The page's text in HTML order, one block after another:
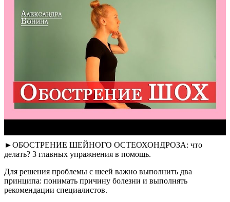
►ОБОСТРЕНИЕ ШЕЙНОГО ОСТЕОХОНДРОЗА: что
делать? 3 главных упражнения в помощь.
Для решения проблемы с шеей важно выполнить два
принципа: понимать причину болезни и выполнять
рекомендации специалистов.